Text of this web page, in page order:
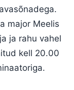
major Meelis
ja rahu vahel
kell 20.00